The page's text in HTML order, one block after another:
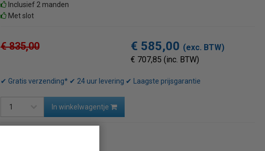
Inclusief 2 manden
Met slot
€ 835,00 € 585,00 (exc. BTW)
€ 707,85 (inc. BTW)
✔ Gratis verzending* ✔ 24 uur levering ✔ Laagste prijsgarantie
In winkelwagentje